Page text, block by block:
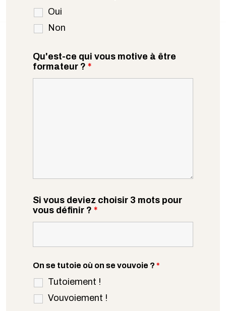
Oui
Non
Qu'est-ce qui vous motive à être
formateur ? *
Si vous deviez choisir 3 mots pour
vous définir ? *
On se tutoie où on se vouvoie ? *
Tutoiement !
Vouvoiement !